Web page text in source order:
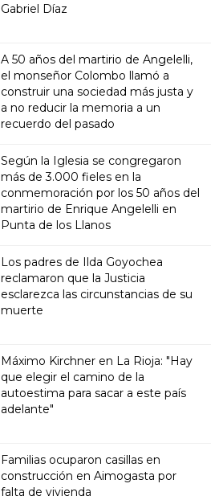
Gabriel Díaz
A 50 años del martirio de Angelelli,
el monseñor Colombo llamó a
construir una sociedad más justa y
a no reducir la memoria a un
recuerdo del pasado
Según la Iglesia se congregaron
más de 3.000 fieles en la
conmemoración por los 50 años del
martirio de Enrique Angelelli en
Punta de los Llanos
Los padres de Ilda Goyochea
reclamaron que la Justicia
esclarezca las circunstancias de su
muerte
Máximo Kirchner en La Rioja: "Hay
que elegir el camino de la
autoestima para sacar a este país
adelante"
Familias ocuparon casillas en
construcción en Aimogasta por
falta de vivienda